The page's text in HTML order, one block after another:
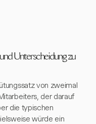
Unterscheidung zu
von zweimal
der darauf
die typischen
würde ein